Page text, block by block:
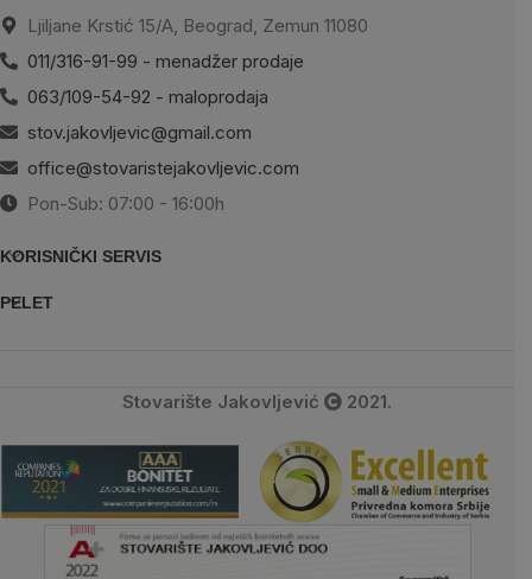
Ljiljane Krstić 15/A, Beograd, Zemun 11080
011/316-91-99 - menadžer prodaje
063/109-54-92 - maloprodaja
stov.jakovljevic@gmail.com
office@stovaristejakovljevic.com
Pon-Sub: 07:00 - 16:00h
KORISNIČKI SERVIS
PELET
Stovarište Jakovljević 2021.